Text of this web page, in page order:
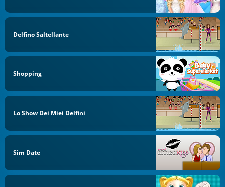
Delfino Saltellante
Shopping
Lo Show Dei Miei Delfini
Sim Date